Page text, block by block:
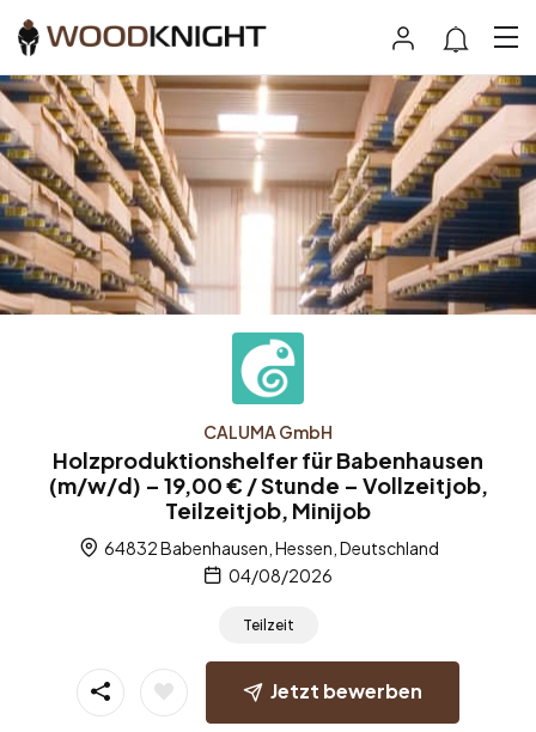
CALUMA GmbH
Holzproduktionshelfer für Babenhausen
(m/w/d) – 19,00 € / Stunde – Vollzeitjob,
Teilzeitjob, Minijob
64832 Babenhausen, Hessen, Deutschland
04/08/2026
Teilzeit
Jetzt bewerben